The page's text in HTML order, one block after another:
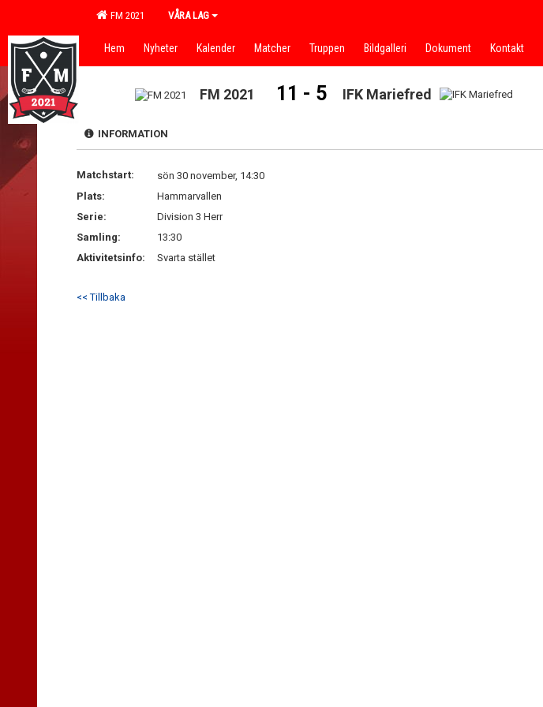
FM 2021 VÅRA LAG
Hem Nyheter Kalender Matcher Truppen Bildgalleri Dokument Kontakt
FM 2021 11 - 5 IFK Mariefred
INFORMATION
Matchstart:
sön 30 november, 14:30
Plats:
Hammarvallen
Serie:
Division 3 Herr
Samling:
13:30
Aktivitetsinfo:
Svarta stället
<< Tillbaka